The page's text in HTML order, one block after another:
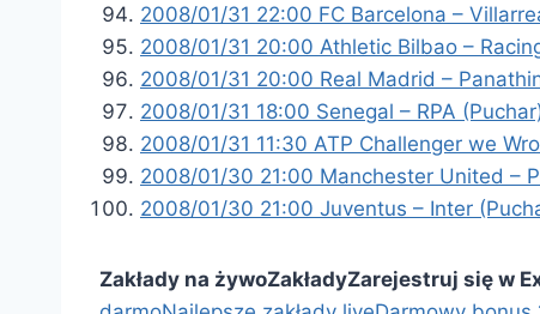
2008/01/31 22:00 FC Barcelona –
2008/01/31 20:00 Athletic Bilbao –
2008/01/31 20:00 Real Madrid –
2008/01/31 18:00 Senegal – RPA
2008/01/31 11:30 ATP Challenger we
2008/01/30 21:00 Manchester United –
2008/01/30 21:00 Juventus – Inter
Zakłady na żywoZakładyZarejestruj się w